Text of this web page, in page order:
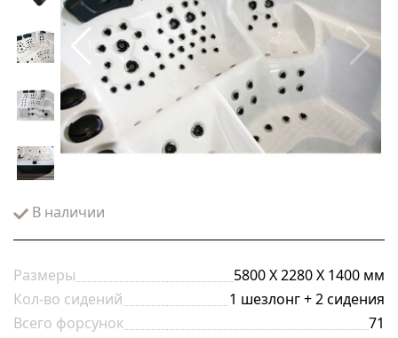
В наличии
Размеры
5800 Х 2280 Х 1400 мм
Кол-во сидений
1 шезлонг + 2 сидения
Всего форсунок
71